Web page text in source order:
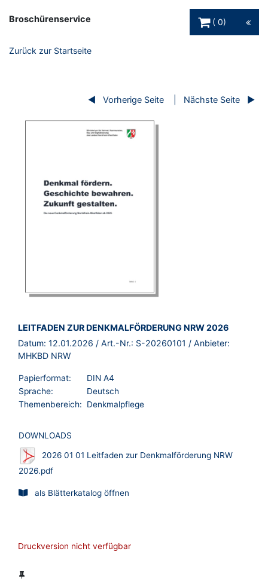
Broschürenservice
0
Zurück zur Startseite
Vorherige Seite Nächste Seite
BROSCHÜRE:
LEITFADEN ZUR DENKMALFÖRDERUNG NRW 2026
Datum: 12.01.2026 / Art.-Nr.: S-20260101 / Anbieter:
MHKBD NRW
Papierformat:
DIN A4
Sprache:
Deutsch
Themenbereich:
Denkmalpflege
DOWNLOADS
2026 01 01 Leitfaden zur Denkmalförderung NRW
2026.pdf
als Blätterkatalog öffnen
Druckversion nicht verfügbar